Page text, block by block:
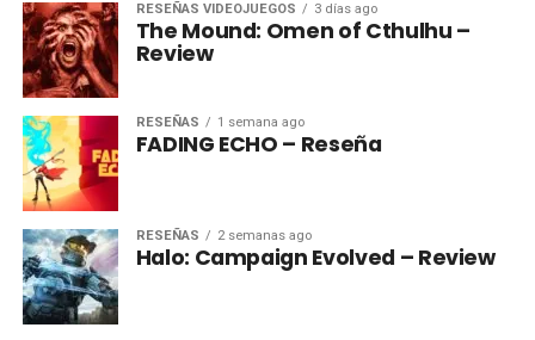
RESEÑAS VIDEOJUEGOS 3 días ago
The Mound: Omen of Cthulhu –
Review
RESEÑAS 1 semana ago
FADING ECHO – Reseña
RESEÑAS 2 semanas ago
Halo: Campaign Evolved – Review